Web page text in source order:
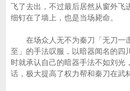
飞了去出，不过最后居然从窗外飞
细钉在了墙上，也是当场毙命。
在场众人无不为秦刀「无刀一
至」的手法叹服，以暗器闻名的四
时就承认自己的暗器手法不如刘光
话，极大提高了权力帮和秦刀在武